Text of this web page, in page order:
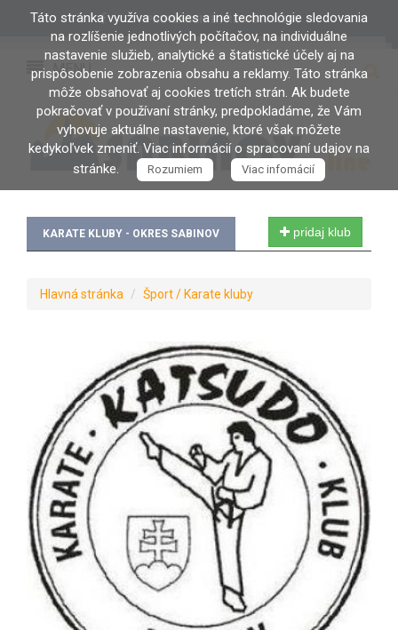
PRIHLÁSENIE / REGISTRÁCIA
MENU
KARATE KLUBY - OKRES SABINOV pridaj klub
Hlavná stránka Šport / Karate kluby
Táto stránka využíva cookies a iné technológie sledovania
na rozlíšenie jednotlivých počítačov, na individuálne
nastavenie služieb, analytické a štatistické účely aj na
prispôsobenie zobrazenia obsahu a reklamy. Táto stránka
môže obsahovať aj cookies tretích strán. Ak budete
pokračovať v používaní stránky, predpokladáme, že Vám
vyhovuje aktuálne nastavenie, ktoré však môžete
kedykoľvek zmeniť. Viac informácií o spracovaní udajov na
stránke.
Rozumiem Viac infomácií